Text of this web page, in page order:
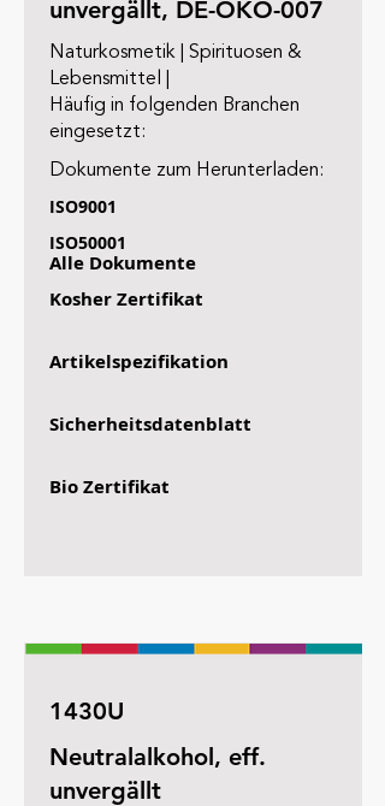
unvergällt, DE-ÖKO-007
Naturkosmetik | Spirituosen &
Lebensmittel |
Häufig in folgenden Branchen
eingesetzt:
Dokumente zum Herunterladen:
ISO9001
ISO50001
Kosher Zertifikat
Alle Dokumente
Artikelspezifikation
Sicherheitsdatenblatt
Bio Zertifikat
1430U
Neutralalkohol, eff.
unvergällt